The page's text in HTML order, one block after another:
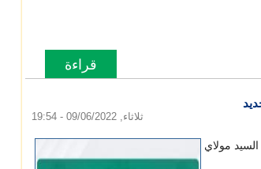
قراءة
المزيدحول هويات
ثلاثاء, 09/06/2022 - 19:54
مولاي